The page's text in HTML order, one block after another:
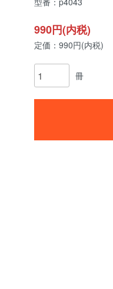
990円(内税)
定価：990円(内税)
冊